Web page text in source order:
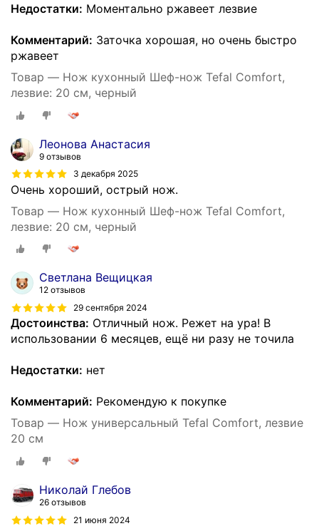
Недостатки: Моментально ржавеет лезвие
Комментарий: Заточка хорошая, но очень быстро
ржавеет
Товар — Нож кухонный Шеф-нож Tefal Comfort,
лезвие: 20 см, черный
Леонова Анастасия
9 отзывов
3 декабря 2025
Очень хороший, острый нож.
Товар — Нож кухонный Шеф-нож Tefal Comfort,
лезвие: 20 см, черный
Светлана Вещицкая
12 отзывов
29 сентября 2024
Достоинства: Отличный нож. Режет на ура! В
использовании 6 месяцев, ещё ни разу не точила
Недостатки: нет
Комментарий: Рекомендую к покупке
Товар — Нож универсальный Tefal Comfort, лезвие
20 см
Николай Глебов
26 отзывов
21 июня 2024